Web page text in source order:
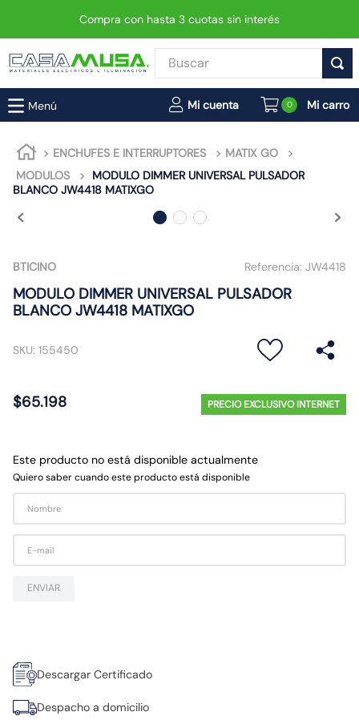
Compra con hasta 3 cuotas sin interés
Buscar
0
ENCHUFES E INTERRUPTORES
MATIX GO
MODULOS
MODULO DIMMER UNIVERSAL PULSADOR
BLANCO JW4418 MATIXGO
BTICINO Referencia: JW4418
MODULO DIMMER UNIVERSAL PULSADOR
BLANCO JW4418 MATIXGO
SKU: 155450
$65.198 PRECIO EXCLUSIVO INTERNET
Este producto no está disponible actualmente
Quiero saber cuando este producto está disponible
ENVIAR
Descargar Certificado
Despacho a domicilio
TÉRMINOS MÁS BUSCADOS
1.
enchufe
2.
interruptor
3.
luminaria vial led neo
foco led
7
ampolleta
8
proyector led